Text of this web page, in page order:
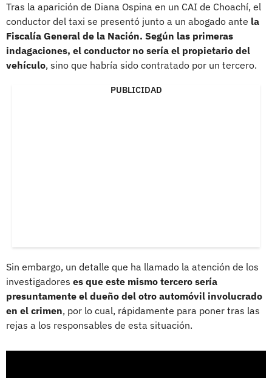
Tras la aparición de Diana Ospina en un CAI de Choachí, el
conductor del taxi se presentó junto a un abogado ante la
Fiscalía General de la Nación. Según las primeras
indagaciones, el conductor no sería el propietario del
vehículo, sino que habría sido contratado por un tercero.
PUBLICIDAD
Sin embargo, un detalle que ha llamado la atención de los
investigadores es que este mismo tercero sería
presuntamente el dueño del otro automóvil involucrado
en el crimen, por lo cual, rápidamente para poner tras las
rejas a los responsables de esta situación.